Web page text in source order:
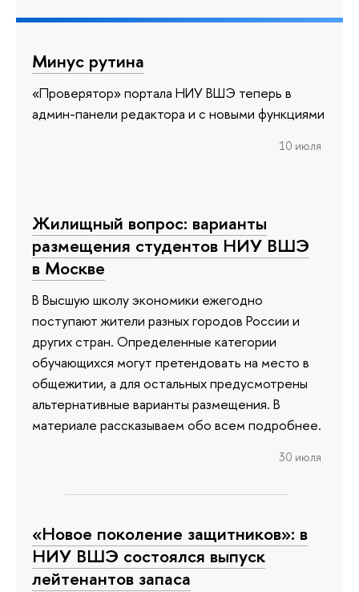
Минус рутина
«Проверятор» портала НИУ ВШЭ теперь в
админ-панели редактора и с новыми функциями
10 июля
Жилищный вопрос: варианты
размещения студентов НИУ ВШЭ
в Москве
В Высшую школу экономики ежегодно
поступают жители разных городов России и
других стран. Определенные категории
обучающихся могут претендовать на место в
общежитии, а для остальных предусмотрены
альтернативные варианты размещения. В
материале рассказываем обо всем подробнее.
30 июля
«Новое поколение защитников»: в
НИУ ВШЭ состоялся выпуск
лейтенантов запаса